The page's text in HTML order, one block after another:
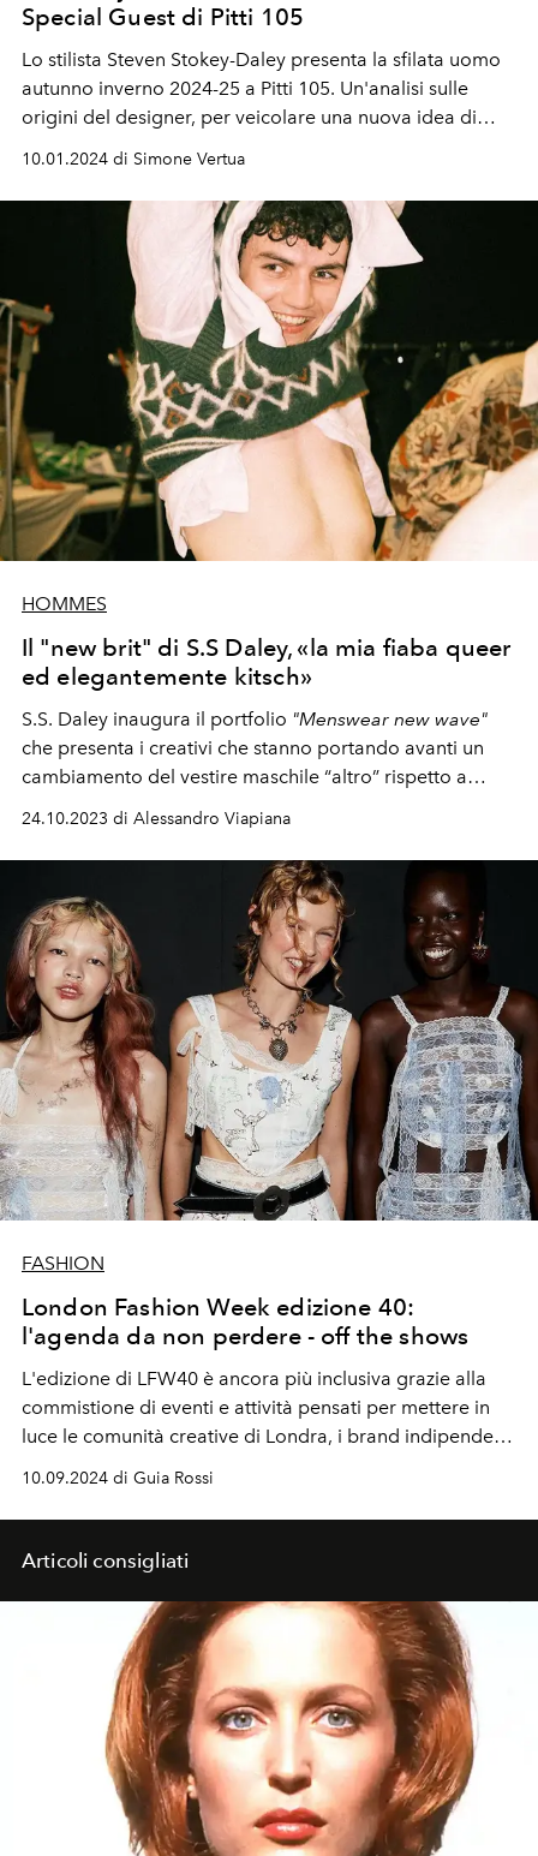
Special Guest di Pitti 105
Lo stilista Steven Stokey-Daley presenta la sfilata uomo
autunno inverno 2024-25 a Pitti 105. Un'analisi sulle
origini del designer, per veicolare una nuova idea di
10.01.2024 di Simone Vertua
HOMMES
Il "new brit" di S.S Daley, «la mia fiaba queer
ed elegantemente kitsch»
S.S. Daley inaugura il portfolio "Menswear new wave"
che presenta i creativi che stanno portando avanti un
cambiamento del vestire maschile “altro” rispetto a
multipla, raccontata ridisegnando i confini tra arte,
moda e artigianalità. Guardando a grandi disruptive
come Vivienne Westwood, Claude Montana, Jean-Paul
Gaultier e Lee Alexander McQueen. O a icone
contemporanee come Harry Styles.
24.10.2023 di Alessandro Viapiana
FASHION
London Fashion Week edizione 40:
l'agenda da non perdere - off the shows
L'edizione di LFW40 è ancora più inclusiva grazie alla
commistione di eventi e attività pensati per mettere in
luce le comunità creative di Londra, i brand indipendenti
10.09.2024 di Guia Rossi
Articoli consigliati